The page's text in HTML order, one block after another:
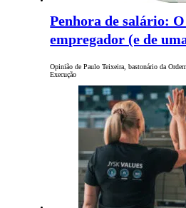
Penhora de salário:
empregador (e de
Opinião de Paulo Teixeira, bastonário da
Execução